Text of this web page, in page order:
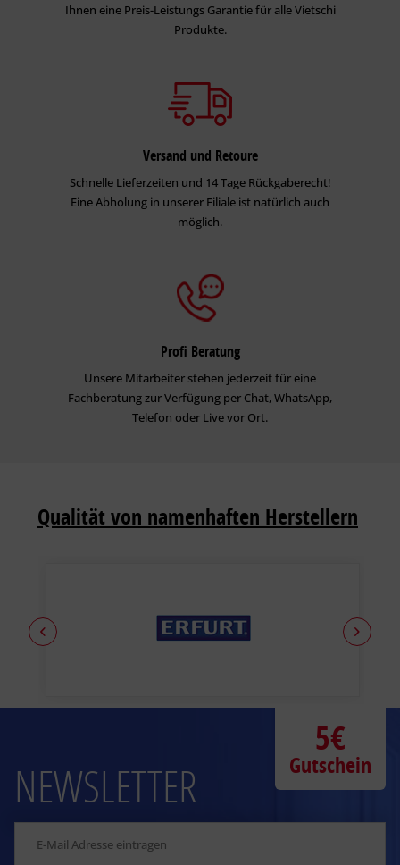
Ihnen eine Preis-Leistungs Garantie für alle Vietschi
Produkte.
Versand und Retoure
Schnelle Lieferzeiten und 14 Tage Rückgaberecht!
Eine Abholung in unserer Filiale ist natürlich auch
möglich.
Profi Beratung
Unsere Mitarbeiter stehen jederzeit für eine
Fachberatung zur Verfügung per Chat, WhatsApp,
Telefon oder Live vor Ort.
Qualität von namenhaften Herstellern
NEWSLETTER
5€
Gutschein